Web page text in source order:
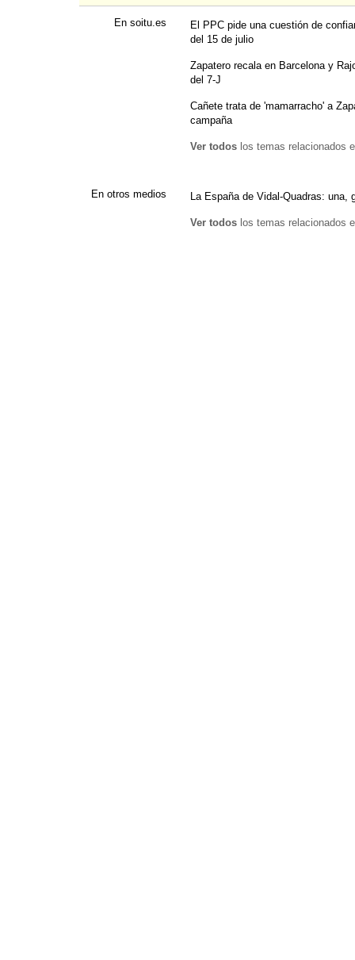
En soitu.es
El PPC pide una cuestión de
del 15 de julio
Zapatero recala en Barcelona y
del 7-J
Cañete trata de 'mamarracho' a
campaña
Ver todos los temas relacionados
En otros medios La España de Vidal-Quadras: una,
Ver todos los temas relacionados